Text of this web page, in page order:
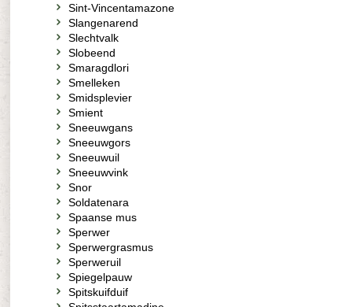
Sint-Vincentamazone
Slangenarend
Slechtvalk
Slobeend
Smaragdlori
Smelleken
Smidsplevier
Smient
Sneeuwgans
Sneeuwgors
Sneeuwuil
Sneeuwvink
Snor
Soldatenara
Spaanse mus
Sperwer
Sperwergrasmus
Sperweruil
Spiegelpauw
Spitskuifduif